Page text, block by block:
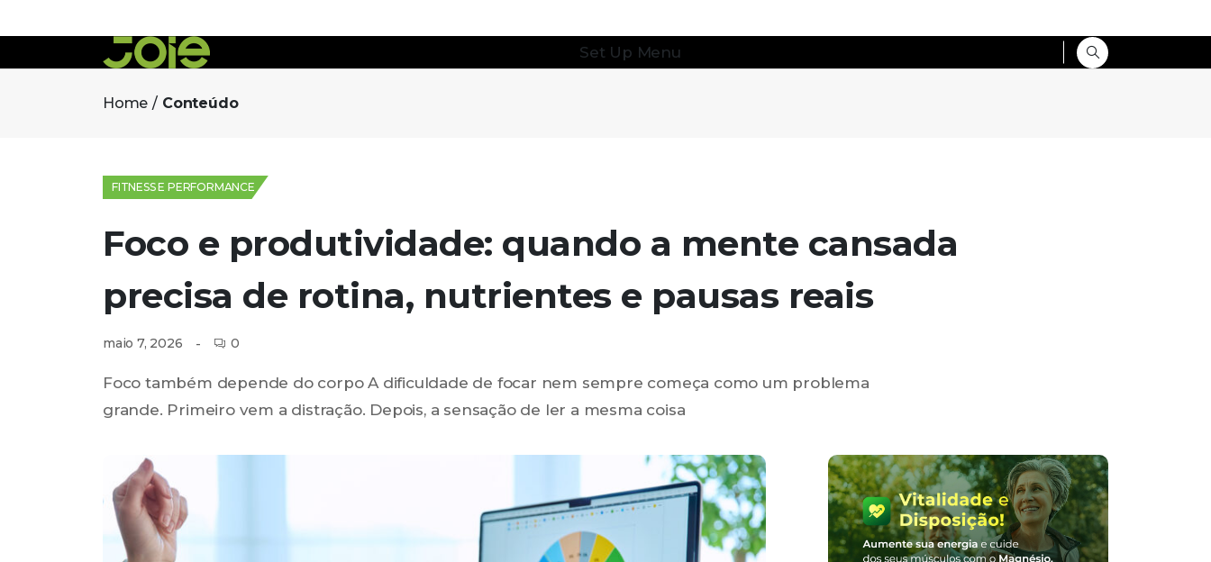
Set Up Menu
Home Conteúdo
FITNESS E PERFORMANCE
Foco e produtividade: quando a mente cansada
precisa de rotina, nutrientes e pausas reais
maio 7, 2026 0
Foco também depende do corpo A dificuldade de focar nem sempre começa como um problema
grande. Primeiro vem a distração. Depois, a sensação de ler a mesma coisa